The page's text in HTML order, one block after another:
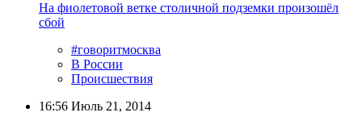
На фиолетовой ветке столичной подземки произошёл
сбой
#говоритмосква
В России
Происшествия
16:56 Июль 21, 2014